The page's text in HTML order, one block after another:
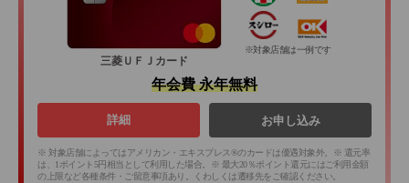
三菱ＵＦＪカード
※対象店舗は一例です
年会費 永年無料
詳細 お申し込み
※ 対象店舗によってはアメリカン・エキスプレス®のカードは優遇対象外。※ 還元率
は、1ポイント5円相当として利用した場合。※ 最大20％ポイント還元にはご利用金額
の上限など各種条件・ご留意事項あり。くわしくは遷移先をご確認ください。